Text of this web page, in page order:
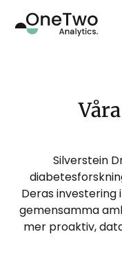
Silverstein
Deras investering
gemensamma
mer proaktiv,
Plattform
Personer med
Resurser